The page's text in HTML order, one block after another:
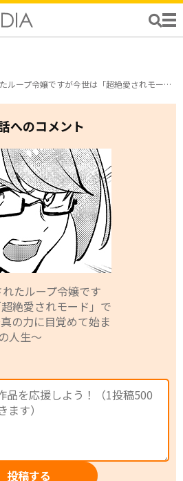
が今世は「超絶愛されモード」ですって!? 〜真の力に目覚めて始まる100回目の人生〜
へのコメント
たループ令嬢です
絶愛されモード」で
の力に目覚めて始ま
人生〜
投稿する